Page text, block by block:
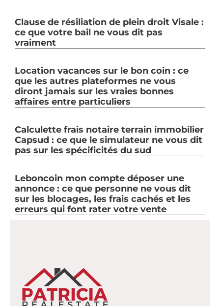
Clause de résiliation de plein droit Visale :
ce que votre bail ne vous dit pas
vraiment
Location vacances sur le bon coin : ce
que les autres plateformes ne vous
diront jamais sur les vraies bonnes
affaires entre particuliers
Calculette frais notaire terrain immobilier
Capsud : ce que le simulateur ne vous dit
pas sur les spécificités du sud
Leboncoin mon compte déposer une
annonce : ce que personne ne vous dit
sur les blocages, les frais cachés et les
erreurs qui font rater votre vente